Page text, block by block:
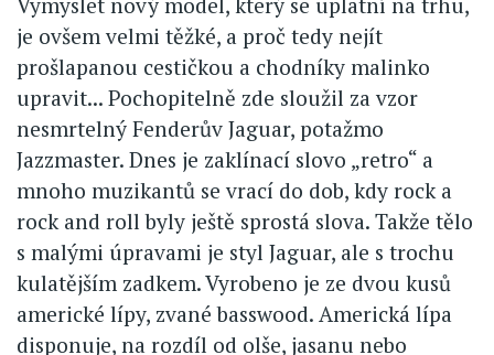
je ovšem velmi těžké, a proč tedy nejít
prošlapanou cestičkou a chodníky malinko
upravit... Pochopitelně zde sloužil za vzor
nesmrtelný Fenderův Jaguar, potažmo
Jazzmaster. Dnes je zaklínací slovo „retro“ a
mnoho muzikantů se vrací do dob, kdy rock a
rock and roll byly ještě sprostá slova. Takže tělo
s malými úpravami je styl Jaguar, ale s trochu
kulatějším zadkem. Vyrobeno je ze dvou kusů
americké lípy, zvané basswood. Americká lípa
disponuje, na rozdíl od olše, jasanu nebo